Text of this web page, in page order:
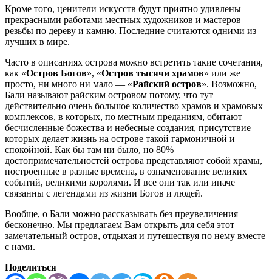
Кроме того, ценители искусств будут приятно удивлены
прекрасными работами местных художников и мастеров
резьбы по дереву и камню. Последние считаются одними из
лучших в мире.
Часто в описаниях острова можно встретить такие сочетания,
как «Остров Богов», «Остров тысячи храмов» или же
просто, ни много ни мало — «Райский остров». Возможно,
Бали называют райским островом потому, что тут
действительно очень большое количество храмов и храмовых
комплексов, в которых, по местным преданиям, обитают
бесчисленные божества и небесные создания, присутствие
которых делает жизнь на острове такой гармоничной и
спокойной. Как бы там ни было, но 80%
достопримечательностей острова представляют собой храмы,
построенные в разные времена, в ознаменование великих
событий, великими королями. И все они так или иначе
связанны с легендами из жизни Богов и людей.
Вообще, о Бали можно рассказывать без преувеличения
бесконечно. Мы предлагаем Вам открыть для себя этот
замечательный остров, отдыхая и путешествуя по нему вместе
с нами.
Поделиться